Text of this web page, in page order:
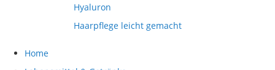
Hyaluron
Haarpflege leicht gemacht
Home